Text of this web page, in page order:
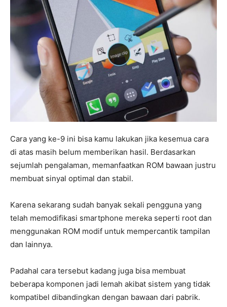
Cara yang ke-9 ini bisa kamu lakukan jika kesemua cara
di atas masih belum memberikan hasil. Berdasarkan
sejumlah pengalaman, memanfaatkan ROM bawaan justru
membuat sinyal optimal dan stabil.
Karena sekarang sudah banyak sekali pengguna yang
telah memodifikasi smartphone mereka seperti root dan
menggunakan ROM modif untuk mempercantik tampilan
dan lainnya.
Padahal cara tersebut kadang juga bisa membuat
beberapa komponen jadi lemah akibat sistem yang tidak
kompatibel dibandingkan dengan bawaan dari pabrik.